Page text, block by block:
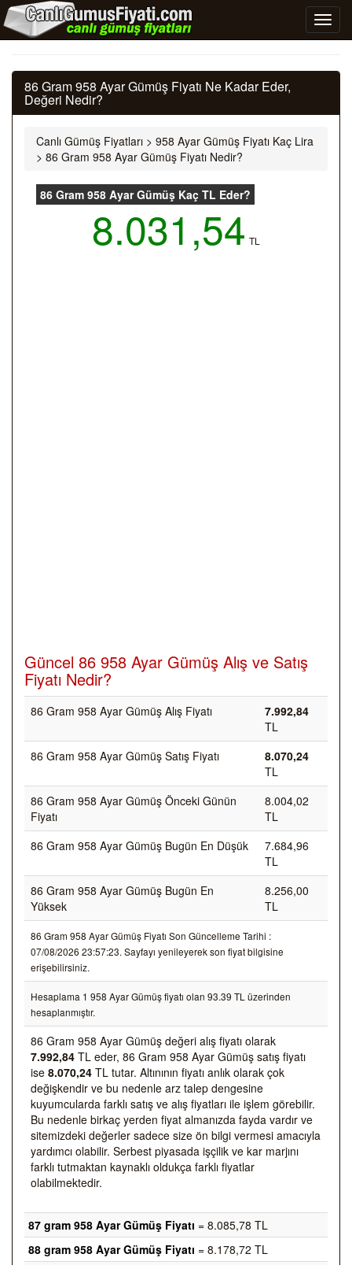
86 Gram 958 Ayar Gümüş Fiyatı Ne Kadar Eder,
Değeri Nedir?
Canlı Gümüş Fiyatları > 958 Ayar Gümüş Fiyatı Kaç Lira
> 86 Gram 958 Ayar Gümüş Fiyatı Nedir?
86 Gram 958 Ayar Gümüş Kaç TL Eder?
8.031,54 TL
Güncel 86 958 Ayar Gümüş Alış ve Satış
Fiyatı Nedir?
86 Gram 958 Ayar Gümüş Alış Fiyatı
7.992,84
TL
86 Gram 958 Ayar Gümüş Satış Fiyatı
8.070,24
TL
86 Gram 958 Ayar Gümüş Önceki Günün
Fiyatı
8.004,02
TL
86 Gram 958 Ayar Gümüş Bugün En Düşük
7.684,96
TL
86 Gram 958 Ayar Gümüş Bugün En
Yüksek
8.256,00
TL
86 Gram 958 Ayar Gümüş Fiyatı Son Güncelleme Tarihi :
07/08/2026 23:57:23. Sayfayı yenileyerek son fiyat bilgisine
erişebilirsiniz.
Hesaplama 1 958 Ayar Gümüş fiyatı olan 93.39 TL üzerinden
hesaplanmıştır.
86 Gram 958 Ayar Gümüş değeri alış fiyatı olarak
7.992,84 TL eder, 86 Gram 958 Ayar Gümüş satış fiyatı
ise 8.070,24 TL tutar. Altınının fiyatı anlık olarak çok
değişkendir ve bu nedenle arz talep dengesine
kuyumcularda farklı satış ve alış fiyatları ile işlem görebilir.
Bu nedenle birkaç yerden fiyat almanızda fayda vardır ve
sitemizdeki değerler sadece size ön bilgi vermesi amacıyla
yardımcı olabilir. Serbest piyasada işçilik ve kar marjını
farklı tutmaktan kaynaklı oldukça farklı fiyatlar
olabilmektedir.
87 gram 958 Ayar Gümüş Fiyatı = 8.085,78 TL
88 gram 958 Ayar Gümüş Fiyatı = 8.178,72 TL